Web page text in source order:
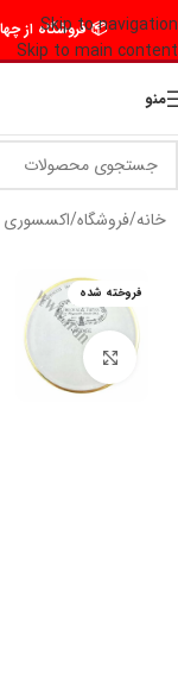
Skip to navigation
Skip to main content
📦 فروشگاه از چهارشنبه 14 مرداد تا شنبه 17
منو
خانه/فروشگاه/اکسسوری
فروخته شده
برای